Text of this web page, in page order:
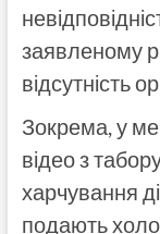
заявленому
відсутність
Зокрема, у
відео з
харчування
подають